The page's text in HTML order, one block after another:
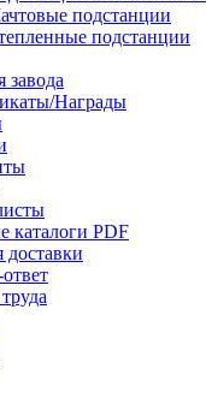
подстанции
подстанции
завода
Награды
каталоги PDF
доставки